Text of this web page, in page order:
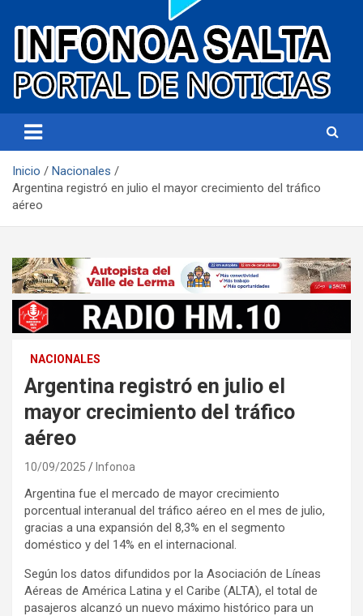
Infonoa Salta
Inicio
Nacionales
Argentina registró en julio el mayor crecimiento del tráfico
aéreo
NACIONALES
Argentina registró en julio el
mayor crecimiento del tráfico
aéreo
10/09/2025 Infonoa
Argentina fue el mercado de mayor crecimiento
porcentual interanual del tráfico aéreo en el mes de julio,
gracias a una expansión del 8,3% en el segmento
doméstico y del 14% en el internacional.
Según los datos difundidos por la Asociación de Líneas
Aéreas de América Latina y el Caribe (ALTA), el total de
pasajeros alcanzó un nuevo máximo histórico para un